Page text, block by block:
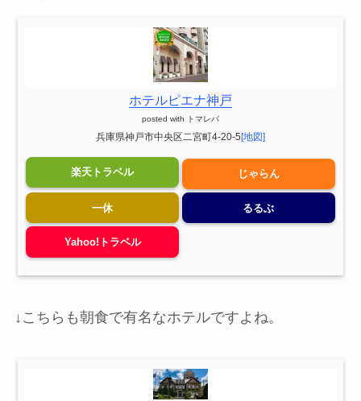
ホテルピエナ神戸
posted with トマレバ
兵庫県神戸市中央区二宮町4-20-5[地図]
楽天トラベル じゃらん
一休 るるぶ
Yahoo!トラベル
↓こちらも朝食で有名なホテルですよね。